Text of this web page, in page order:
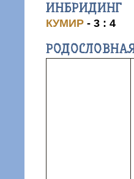
ИНБРИДИНГ
КУМИР - 3 : 4